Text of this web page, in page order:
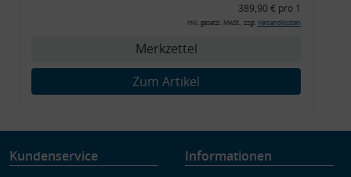
Montagewerkzeug)
389,90 € pro 1
inkl. gesetzl. MwSt., zzgl. Versandkosten
Merkzettel
Zum Artikel
Kundenservice Informationen